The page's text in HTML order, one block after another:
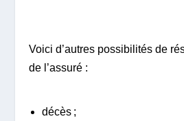
Voici d’autres possibilités de
de l’assuré :
décès ;